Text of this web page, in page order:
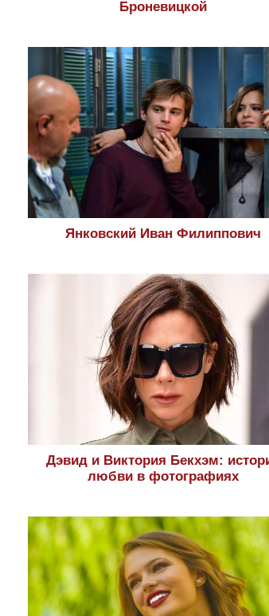
Броневицкой
Янковский Иван Филиппович
Дэвид и Виктория Бекхэм:
любви в фотографиях